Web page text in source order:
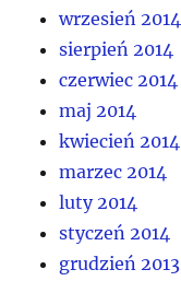
wrzesień 2014
sierpień 2014
czerwiec 2014
maj 2014
kwiecień 2014
marzec 2014
luty 2014
styczeń 2014
grudzień 2013